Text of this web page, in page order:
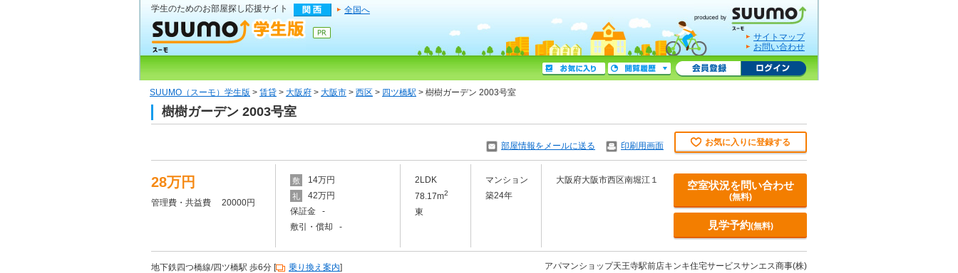
学生のためのお部屋探し応援サイト 全国へ
サイトマップ
お問い合わせ
SUUMO（スーモ）学生版 > 賃貸 > 大阪府 > 大阪市 > 西区 > 四ツ橋駅 > 樹樹ガーデン 2003号室
樹樹ガーデン 2003号室
部屋情報をメールに送る 印刷用画面 お気に入りに登録する
28万円
管理費・共益費 20000円
敷 14万円
礼
42万円
保証金 -
敷引・償却 -
2LDK
78.17m2
東
マンション
築24年
大阪府大阪市西区南堀江１ 空室状況を問い合わせ
(無料)
見学予約(無料)
地下鉄四つ橋線/四ツ橋駅 歩6分 [ 乗り換え案内]
アパマンショップ天王寺駅前店キンキ住宅サービスサンエス商事(株)